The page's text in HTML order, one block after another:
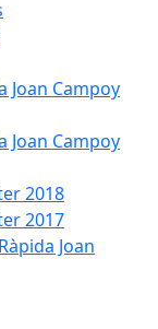
Joan Campoy
Joan Campoy
2018
2017
Joan